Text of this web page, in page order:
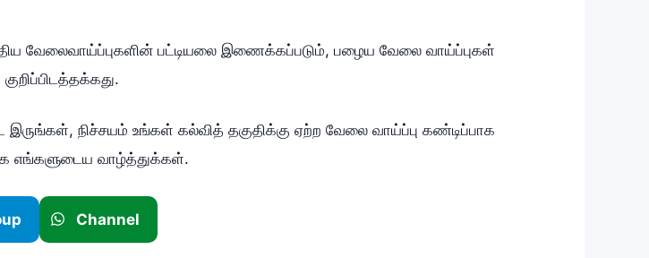
வேலைவாய்ப்புகளின் பட்டியலை இணைக்கப்படும், பழைய வேலை வாய்ப்புகள்
நிச்சயம் உங்கள் கல்வித் தகுதிக்கு ஏற்ற வேலை வாய்ப்பு கண்டிப்பாக
எங்களுடைய வாழ்த்துக்கள்.
Channel